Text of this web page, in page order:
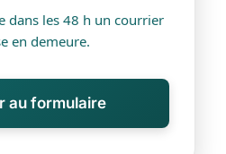
dans les 48 h un courrier
en demeure.
au formulaire